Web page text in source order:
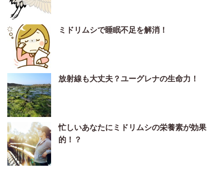
ミドリムシで睡眠不足を解消！
放射線も大丈夫？ユーグレナの生命力！
忙しいあなたにミドリムシの栄養素が効果
的！？